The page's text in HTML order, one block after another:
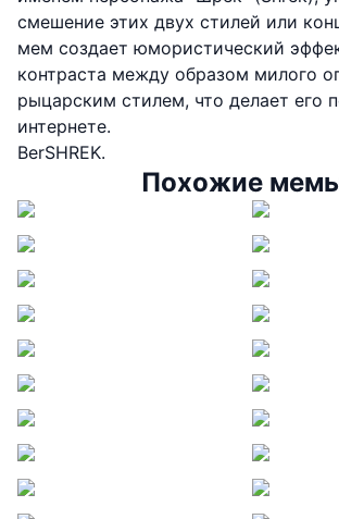
смешение этих двух стилей или
мем создает юмористический
контраста между образом милого
рыцарским стилем, что делает его
интернете.
BerSHREK.
Похожие